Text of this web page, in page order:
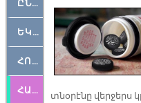
ԸՆԿԵՐԱՄՇԱԿՈՒԹԱՅԻՆ
ԵԿԵՂԵՑԱԿԱՆ
ՀՈԳԵՄՏԱՒՈՐ
ՀԱՐԹԱԿ
տնօրէնը վերջերս